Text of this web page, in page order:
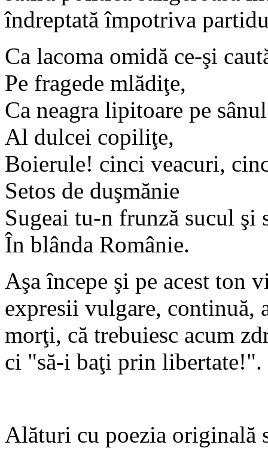
îndreptată împotriva
Ca lacoma omidă ce-şi
Pe fragede mlădiţe,
Ca neagra lipitoare pe
Al dulcei copiliţe,
Boierule! cinci veacuri,
Setos de duşmănie
Sugeai tu-n frunză sucul şi
În blânda Românie.
Aşa începe şi pe acest ton
expresii vulgare, continuă,
morţi, că trebuiesc acum
ci "să-i baţi prin libertate!".
Alături cu poezia originală